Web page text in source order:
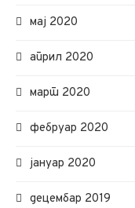
мај 2020
април 2020
март 2020
фебруар 2020
јануар 2020
децембар 2019